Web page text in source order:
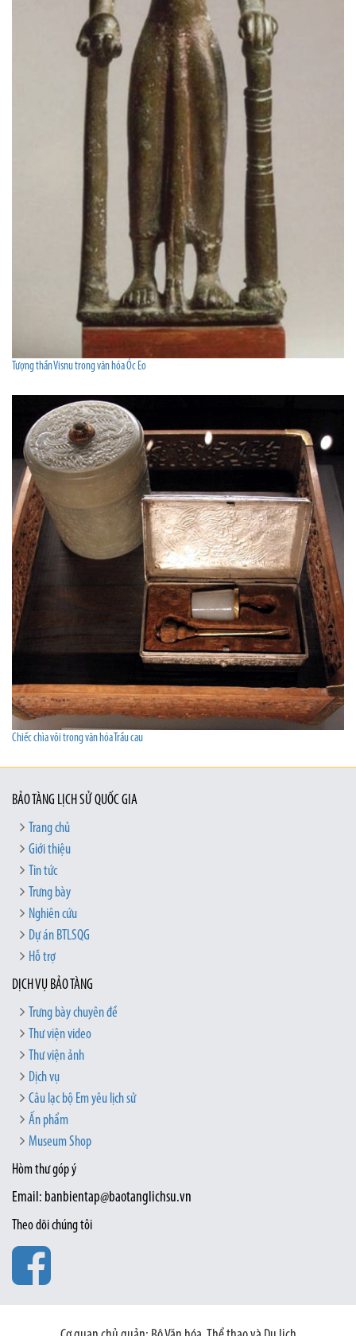
Tượng thần Visnu trong văn hóa Óc Eo
Chiếc chìa vôi trong văn hóa Trầu cau
BẢO TÀNG LỊCH SỬ QUỐC GIA
Trang chủ
Giới thiệu
Tin tức
Trưng bày
Nghiên cứu
Dự án BTLSQG
Hỗ trợ
DỊCH VỤ BẢO TÀNG
Trưng bày chuyên đề
Thư viện video
Thư viện ảnh
Dịch vụ
Câu lạc bộ Em yêu lịch sử
Ấn phẩm
Museum Shop
Hòm thư góp ý
Email: banbientap@baotanglichsu.vn
Theo dõi chúng tôi